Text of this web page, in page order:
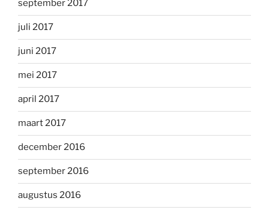
september 2017
juli 2017
juni 2017
mei 2017
april 2017
maart 2017
december 2016
september 2016
augustus 2016